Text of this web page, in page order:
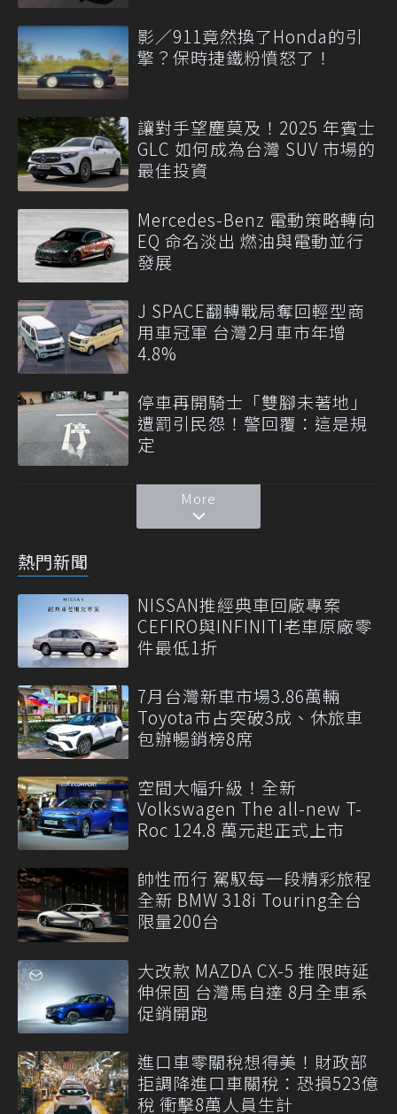
影／911竟然換了Honda的引
擎？保時捷鐵粉憤怒了！
讓對手望塵莫及！2025 年賓士
GLC 如何成為台灣 SUV 市場的
最佳投資
Mercedes-Benz 電動策略轉向
EQ 命名淡出 燃油與電動並行
發展
J SPACE翻轉戰局奪回輕型商
用車冠軍 台灣2月車市年增
4.8%
停車再開騎士「雙腳未著地」
遭罰引民怨！警回覆：這是規
定
More
熱門新聞
NISSAN推經典車回廠專案
CEFIRO與INFINITI老車原廠零
件最低1折
7月台灣新車市場3.86萬輛
Toyota市占突破3成、休旅車
包辦暢銷榜8席
空間大幅升級！全新
Volkswagen The all-new T-
Roc 124.8 萬元起正式上市
帥性而行 駕馭每一段精彩旅程
全新 BMW 318i Touring全台
限量200台
大改款 MAZDA CX-5 推限時延
伸保固 台灣馬自達 8月全車系
促銷開跑
進口車零關稅想得美！財政部
拒調降進口車關稅：恐損523億
稅 衝擊8萬人員生計